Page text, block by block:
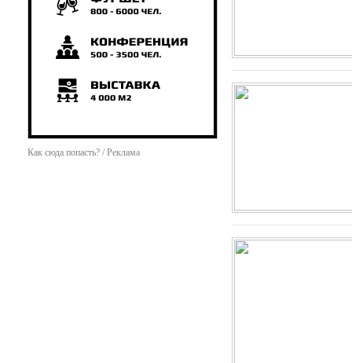
Как сюда попасть? / Реклама